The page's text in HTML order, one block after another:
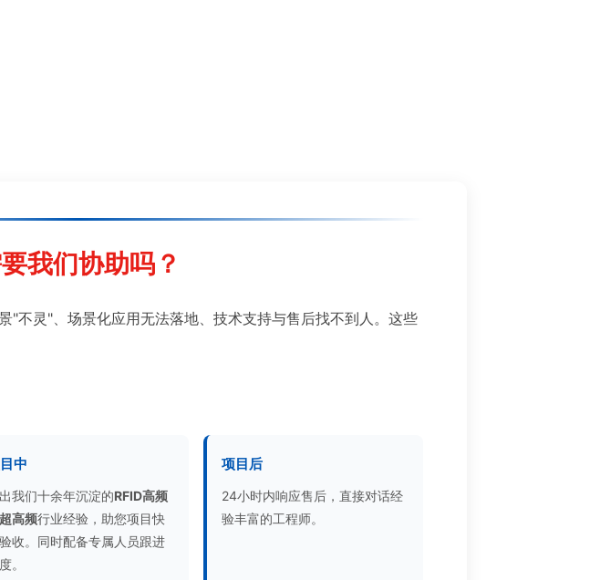
我们协助吗？
"不灵"、场景化应用无法落地、技术支持与售后找不到人。这些
中
我们十余年沉淀的RFID高频
高频行业经验，助您项目快
收。同时配备专属人员跟进
。
项目后
24小时内响应售后，直接对话经
验丰富的工程师。